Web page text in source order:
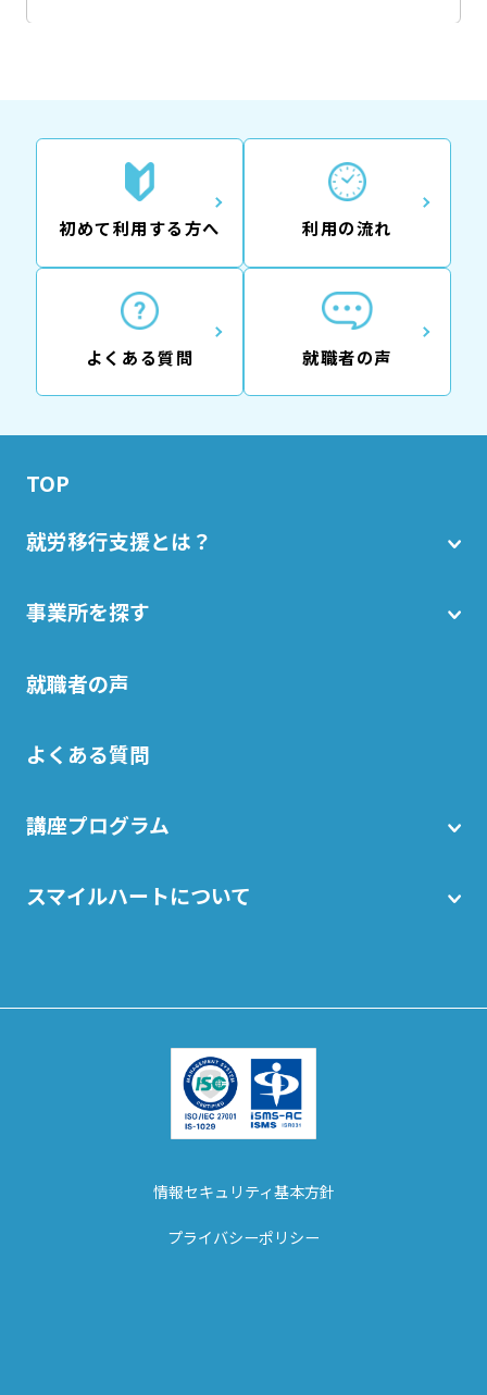
初めて利用する方へ 利用の流れ
よくある質問 就職者の声
TOP
就労移行支援とは？
事業所を探す
就職者の声
よくある質問
講座プログラム
スマイルハートについて
情報セキュリティ基本方針
プライバシーポリシー